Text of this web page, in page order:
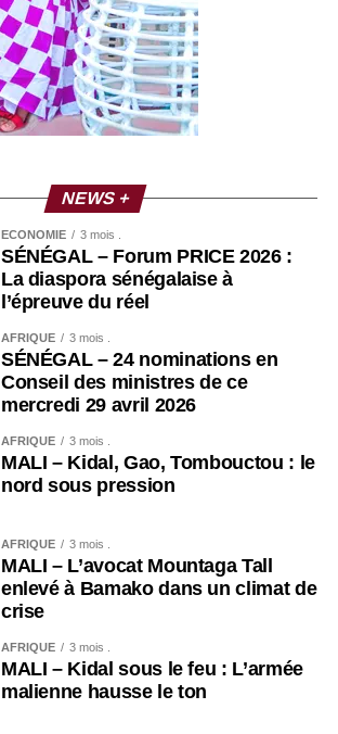
NEWS +
ECONOMIE 3 mois .
SÉNÉGAL – Forum PRICE 2026 :
La diaspora sénégalaise à
l’épreuve du réel
AFRIQUE 3 mois .
SÉNÉGAL – 24 nominations en
Conseil des ministres de ce
mercredi 29 avril 2026
AFRIQUE 3 mois .
MALI – Kidal, Gao, Tombouctou : le
nord sous pression
AFRIQUE 3 mois .
MALI – L’avocat Mountaga Tall
enlevé à Bamako dans un climat de
crise
AFRIQUE 3 mois .
MALI – Kidal sous le feu : L’armée
malienne hausse le ton